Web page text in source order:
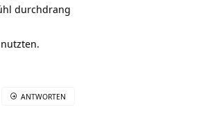
durchdrang
ANTWORTEN